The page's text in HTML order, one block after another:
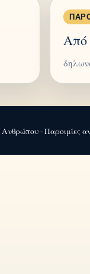
Από
Ανθρώπου - Παροιμίες